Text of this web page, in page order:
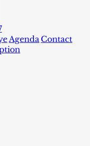
Agenda Contact